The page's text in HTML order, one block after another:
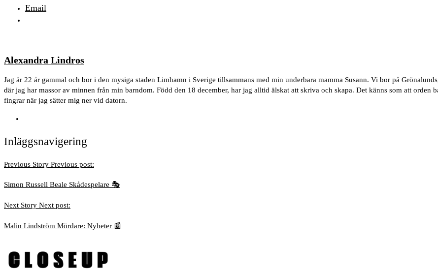
Email
Alexandra Lindros
Jag är 22 år gammal och bor i den mysiga staden Limhamn i Sverige tillsammans med min underbara mamma Susann. Vi bor på
där jag har massor av minnen från min barndom. Född den 18 december, har jag alltid älskat att skriva och skapa. Det känns som att orden
fingrar när jag sätter mig ner vid datorn.
Inläggsnavigering
Previous Story Previous post:
Simon Russell Beale Skådespelare 🎭
Next Story Next post:
Malin Lindström Mördare: Nyheter 📰